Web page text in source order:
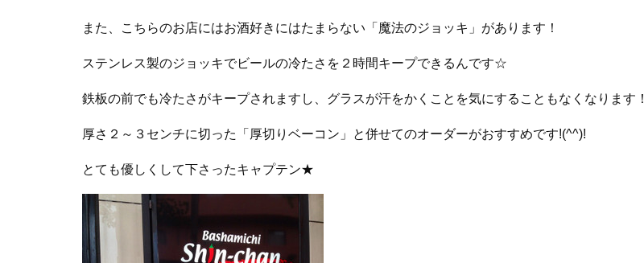
また、こちらのお店にはお酒好きにはたまらない「魔法のジョッキ」があります！
ステンレス製のジョッキでビールの冷たさを２時間キープできるんです☆
鉄板の前でも冷たさがキープされますし、グラスが汗をかくことを気にすることもなくなります！
厚さ２～３センチに切った「厚切りベーコン」と併せてのオーダーがおすすめです!(^^)!
とても優しくして下さったキャプテン★